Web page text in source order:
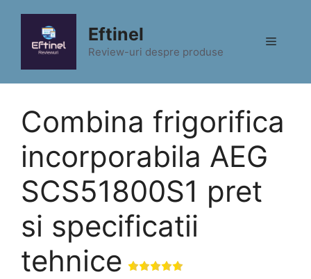
conținut
Eftinel
Review-uri despre produse
Meniu
Combina frigorifica
incorporabila AEG
SCS51800S1 pret
si specificatii
tehnice